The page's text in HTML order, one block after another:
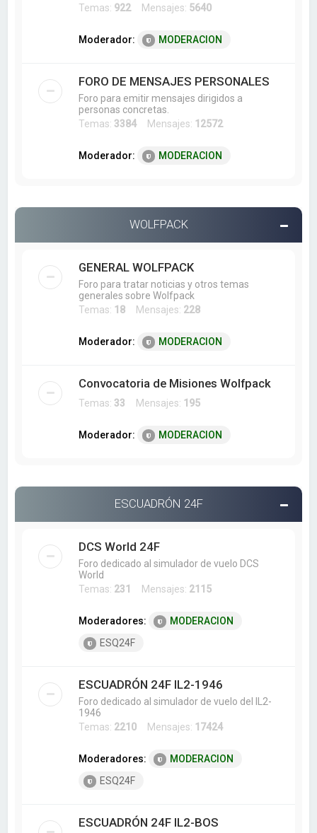
Temas: 922Mensajes: 5640
Moderador: MODERACION
FORO DE MENSAJES PERSONALES
Foro para emitir mensajes dirigidos a
personas concretas.
Temas: 3384 Mensajes: 12572
Moderador: MODERACION
WOLFPACK
GENERAL WOLFPACK
Foro para tratar noticias y otros temas
generales sobre Wolfpack
Temas: 18 Mensajes: 228
Moderador: MODERACION
Convocatoria de Misiones Wolfpack
Temas: 33 Mensajes: 195
Moderador: MODERACION
ESCUADRÓN 24F
DCS World 24F
Foro dedicado al simulador de vuelo DCS
World
Temas: 231 Mensajes: 2115
Moderadores:
MODERACION
ESQ24F
ESCUADRÓN 24F IL2-1946
Foro dedicado al simulador de vuelo del IL2-
1946
Temas: 2210 Mensajes: 17424
Moderadores:
MODERACION
ESQ24F
ESCUADRÓN 24F IL2-BOS